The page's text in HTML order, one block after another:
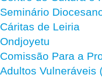
Seminário
Cáritas de Leiria
Ondjoyetu
Comissão Para a
Adultos Vulneráveis